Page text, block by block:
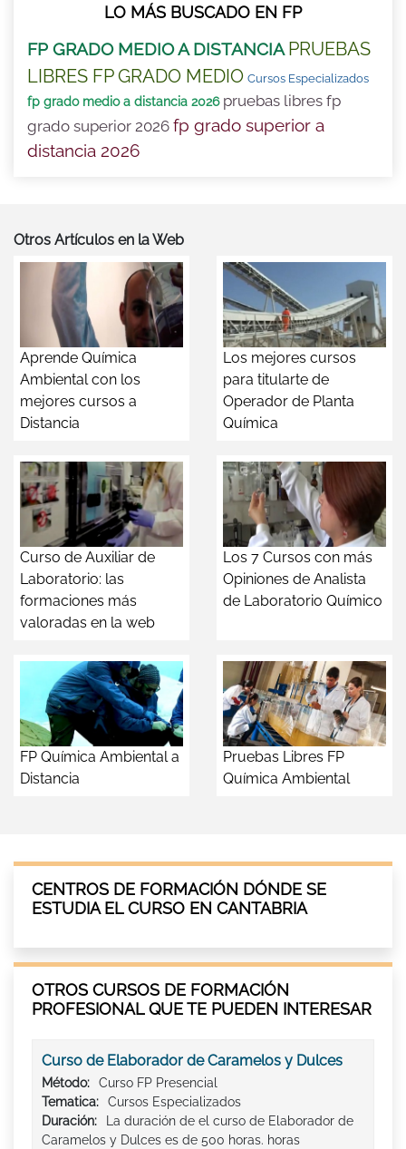
LO MÁS BUSCADO EN FP
FP GRADO MEDIO A DISTANCIA PRUEBAS
LIBRES FP GRADO MEDIO Cursos Especializados
fp grado medio a distancia 2026 pruebas libres fp
grado superior 2026 fp grado superior a
distancia 2026
Otros Artículos en la Web
Aprende Química
Ambiental con los
mejores cursos a
Distancia
Los mejores cursos
para titularte de
Operador de Planta
Química
Curso de Auxiliar de
Laboratorio: las
formaciones más
valoradas en la web
Los 7 Cursos con más
Opiniones de Analista
de Laboratorio Químico
FP Química Ambiental a
Distancia
Pruebas Libres FP
Química Ambiental
CENTROS DE FORMACIÓN DÓNDE SE
ESTUDIA EL CURSO EN CANTABRIA
OTROS CURSOS DE FORMACIÓN
PROFESIONAL QUE TE PUEDEN INTERESAR
Curso de Elaborador de Caramelos y Dulces
Método:
Curso FP Presencial
Tematica:
Cursos Especializados
Duración:
La duración de el curso de Elaborador de
Caramelos y Dulces es de 500 horas. horas